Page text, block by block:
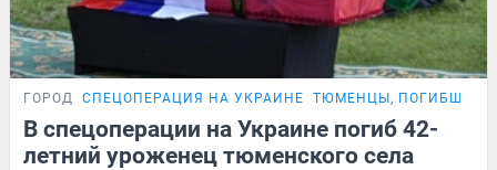
ГОРОД СПЕЦОПЕРАЦИЯ НА УКРАИНЕ ТЮМЕНЦЫ, ПОГИБШИЕ
В спецоперации на Украине погиб 42-
летний уроженец тюменского села